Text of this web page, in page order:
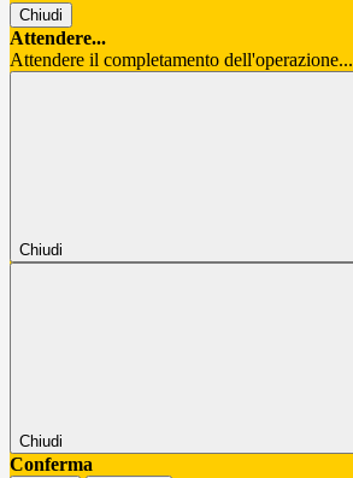
Chiudi
Attendere...
Attendere il completamento dell'operazione...
Chiudi
Chiudi
Conferma